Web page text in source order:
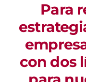
Para
con dos